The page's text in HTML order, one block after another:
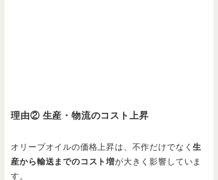
理由② 生産・物流のコスト上昇
オリーブオイルの価格上昇は、不作だけでなく生
産から輸送までのコスト増が大きく影響していま
す。